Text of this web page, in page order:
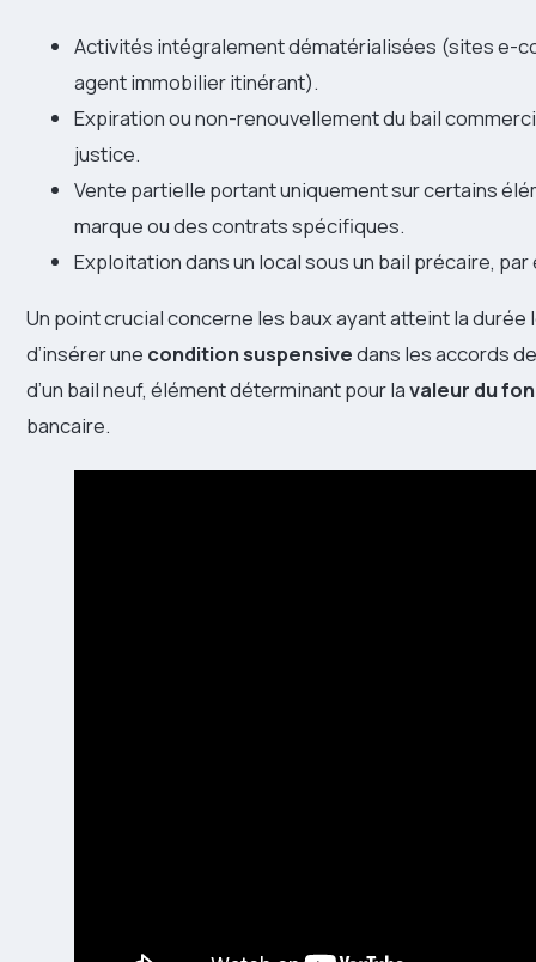
Activités intégralement dématérialisées (sites e-
agent immobilier itinérant).
Expiration ou non-renouvellement du bail
justice.
Vente partielle portant uniquement sur certains
marque ou des contrats spécifiques.
Exploitation dans un local sous un bail précaire,
Un point crucial concerne les baux ayant atteint la
d’insérer une condition suspensivedans les accords
d’un bail neuf, élément déterminant pour lavaleur du
bancaire.